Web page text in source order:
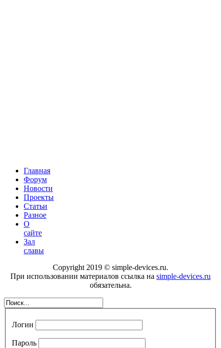
Главная
Форум
Новости
Проекты
Статьи
Разное
О
сайте
Зал
славы
Copyright 2019 © simple-devices.ru.
При использовании материалов ссылка на simple-devices.ru
обязательна.
Логин
Пароль